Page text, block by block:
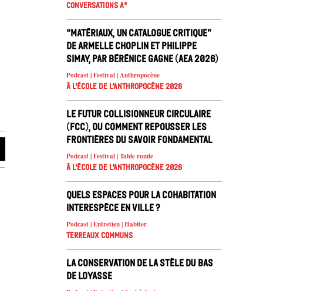
Conversations A°
“Matériaux, un catalogue critique”
de Armelle Choplin et Philippe
Simay, par Bérénice Gagne (AEA 2026)
Podcast | Festival | Anthropocène
À l'école de l'Anthropocène 2026
Le Futur Collisionneur Circulaire
(FCC), ou comment repousser les
frontières du savoir fondamental
Podcast | Festival | Table ronde
À l'école de l'Anthropocène 2026
Quels espaces pour la cohabitation
interespèce en ville ?
Podcast | Entretien | Habiter
Terreaux Communs
La conservation de la stèle du Bas
de Loyasse